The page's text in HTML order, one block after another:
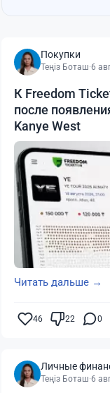
Покупки
Теңіз Боташ·6
К Freedom
после
Kanye West
Читать дальше →
46 22 0
Личные
Теңіз Боташ·6